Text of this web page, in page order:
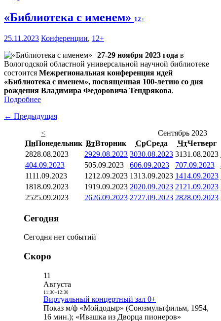
«Библиотека с именем» 12+
25.11.2023 Конференции, 12+
27-29 ноября 2023 года в
Вологодской областной универсальной научной библиотеке
состоится Межрегиональная конференция идей
«Библиотека с именем», посвященная 100-летию со дня
рождения Владимира Федоровича Тендрякова.
Подробнее
← Предыдущая
<
Сентябрь 2023
ПнПонедельник ВтВторник СрСреда ЧтЧетверг
2828.08.2023 2929.08.2023 3030.08.2023 3131.08.2023
404.09.2023 505.09.2023 606.09.2023 707.09.2023
1111.09.2023 1212.09.2023 1313.09.2023 1414.09.2023
1818.09.2023 1919.09.2023 2020.09.2023 21 21.09.2023
2525.09.2023 2626.09.2023 2727.09.2023 2828.09.2023
Сегодня
Сегодня нет событий
Скоро
11
Августа
11:30- 12:30
Виртуальный концертный зал 0+
Показ м/ф «Мойдодыр» (Союзмультфильм, 1954,
16 мин.); «Ивашка из Дворца пионеров»